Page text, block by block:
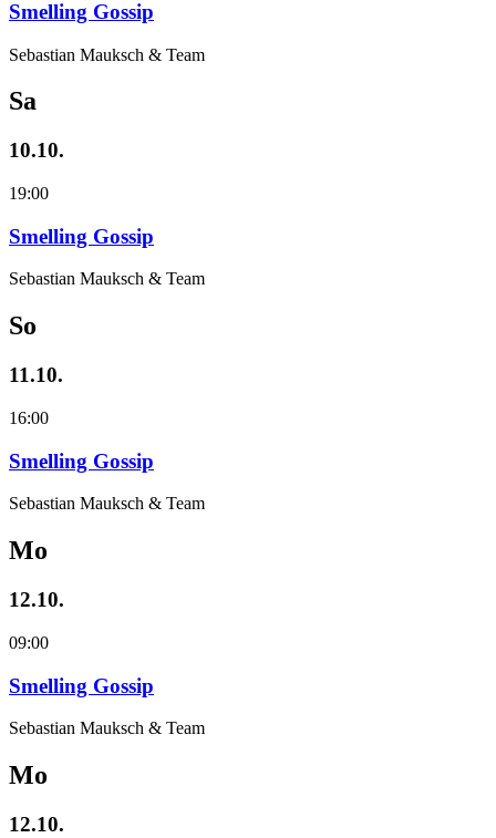
Smelling Gossip
Sebastian Mauksch & Team
Sa
10.10.
19:00
Smelling Gossip
Sebastian Mauksch & Team
So
11.10.
16:00
Smelling Gossip
Sebastian Mauksch & Team
Mo
12.10.
09:00
Smelling Gossip
Sebastian Mauksch & Team
Mo
12.10.